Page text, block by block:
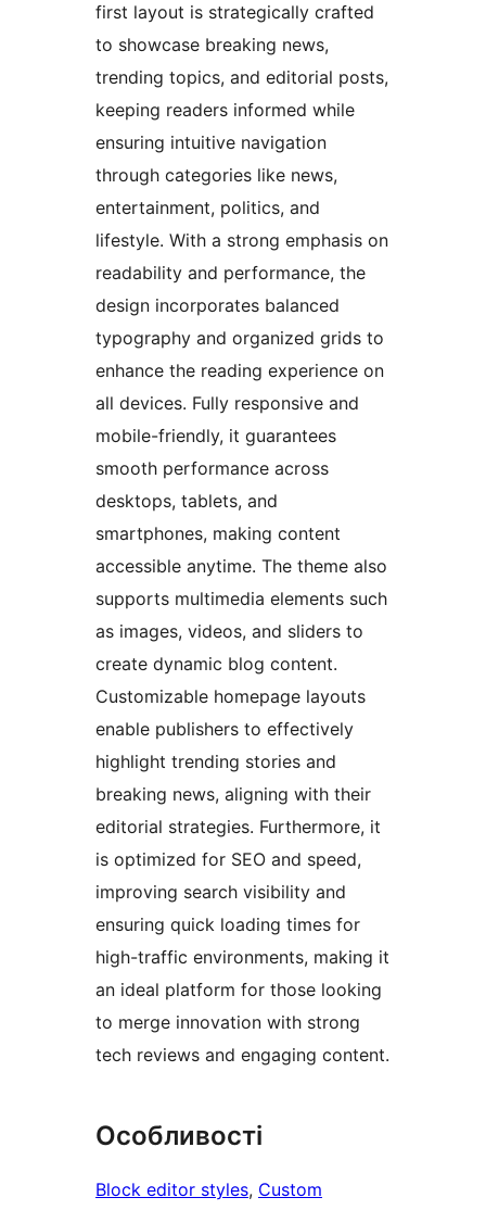
first layout is strategically crafted
to showcase breaking news,
trending topics, and editorial posts,
keeping readers informed while
ensuring intuitive navigation
through categories like news,
entertainment, politics, and
lifestyle. With a strong emphasis on
readability and performance, the
design incorporates balanced
typography and organized grids to
enhance the reading experience on
all devices. Fully responsive and
mobile-friendly, it guarantees
smooth performance across
desktops, tablets, and
smartphones, making content
accessible anytime. The theme also
supports multimedia elements such
as images, videos, and sliders to
create dynamic blog content.
Customizable homepage layouts
enable publishers to effectively
highlight trending stories and
breaking news, aligning with their
editorial strategies. Furthermore, it
is optimized for SEO and speed,
improving search visibility and
ensuring quick loading times for
high-traffic environments, making it
an ideal platform for those looking
to merge innovation with strong
tech reviews and engaging content.
Особливості
Block editor styles, Custom